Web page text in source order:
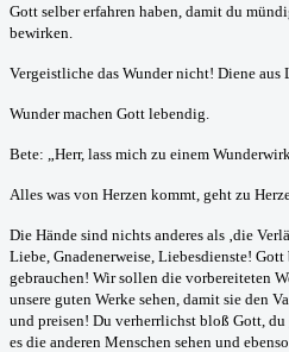
Gott selber erfahren haben, damit du
bewirken.
Vergeistliche das Wunder nicht! Diene aus
Wunder machen Gott lebendig.
Bete: „Herr, lass mich zu einem
Alles was von Herzen kommt, geht zu
Die Hände sind nichts anderes als ‚die
Liebe, Gnadenerweise, Liebesdienste!
gebrauchen! Wir sollen die vorbereiteten
unsere guten Werke sehen, damit sie den
und preisen! Du verherrlichst bloß Gott, du
es die anderen Menschen sehen und